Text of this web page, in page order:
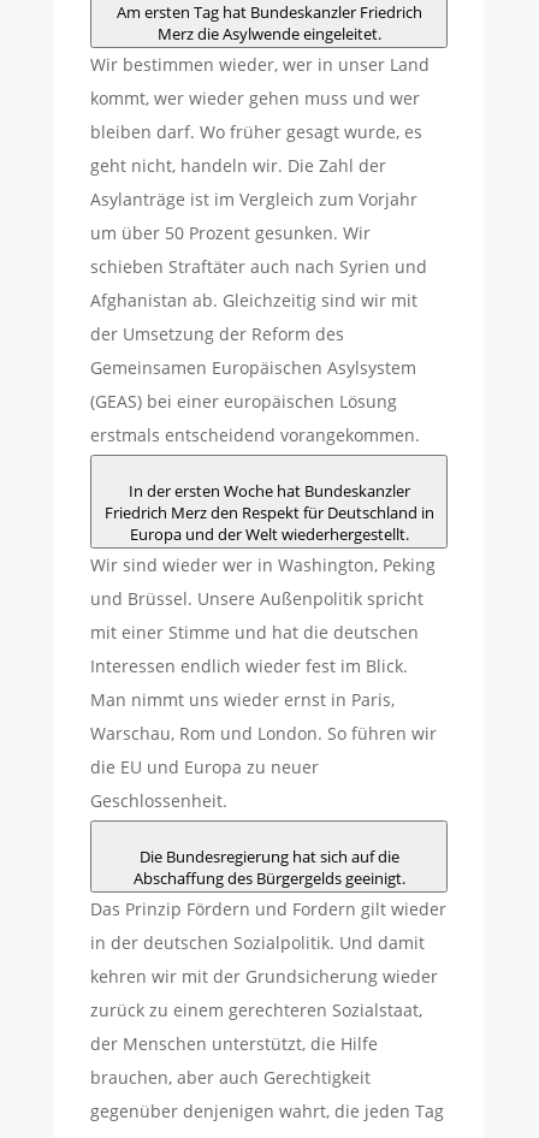
Am ersten Tag hat Bundeskanzler Friedrich
Merz die Asylwende eingeleitet.
Wir bestimmen wieder, wer in unser Land
kommt, wer wieder gehen muss und wer
bleiben darf. Wo früher gesagt wurde, es
geht nicht, handeln wir. Die Zahl der
Asylanträge ist im Vergleich zum Vorjahr
um über 50 Prozent gesunken. Wir
schieben Straftäter auch nach Syrien und
Afghanistan ab. Gleichzeitig sind wir mit
der Umsetzung der Reform des
Gemeinsamen Europäischen Asylsystem
(GEAS) bei einer europäischen Lösung
erstmals entscheidend vorangekommen.
In der ersten Woche hat Bundeskanzler
Friedrich Merz den Respekt für Deutschland in
Europa und der Welt wiederhergestellt.
Wir sind wieder wer in Washington, Peking
und Brüssel. Unsere Außenpolitik spricht
mit einer Stimme und hat die deutschen
Interessen endlich wieder fest im Blick.
Man nimmt uns wieder ernst in Paris,
Warschau, Rom und London. So führen wir
die EU und Europa zu neuer
Geschlossenheit.
Die Bundesregierung hat sich auf die
Abschaffung des Bürgergelds geeinigt.
Das Prinzip Fördern und Fordern gilt wieder
in der deutschen Sozialpolitik. Und damit
kehren wir mit der Grundsicherung wieder
zurück zu einem gerechteren Sozialstaat,
der Menschen unterstützt, die Hilfe
brauchen, aber auch Gerechtigkeit
gegenüber denjenigen wahrt, die jeden Tag